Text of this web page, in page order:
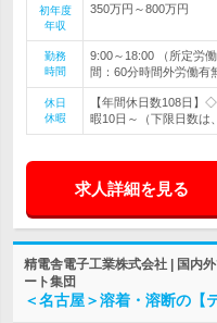
初年度
年収
350万円～800万円
勤務
時間
9:00～18:00 （所定労
間：60分時間外労働有
休日
休暇
【年間休日数108日
暇10日～（下限日数は
求人詳細を見る
精電舎電子工業株式会社 | 国内
ート集団
＜名古屋＞溶着・溶断の【